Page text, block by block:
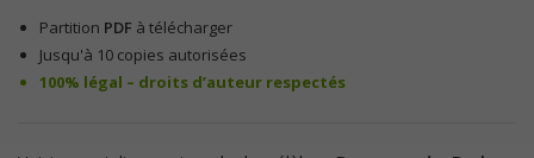
Partition PDF à télécharger
Jusqu'à 10 copies autorisées
100% légal – droits d’auteur respectés